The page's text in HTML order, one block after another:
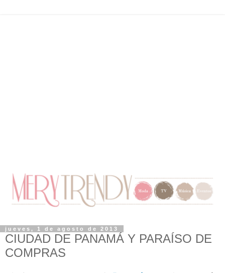
jueves, 1 de agosto de 2013
CIUDAD DE PANAMÁ Y PARAÍSO DE
COMPRAS